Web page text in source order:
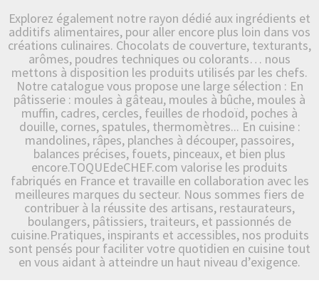
Explorez également notre rayon dédié aux ingrédients et
additifs alimentaires, pour aller encore plus loin dans vos
créations culinaires. Chocolats de couverture, texturants,
arômes, poudres techniques ou colorants… nous
mettons à disposition les produits utilisés par les chefs.
Notre catalogue vous propose une large sélection : En
pâtisserie : moules à gâteau, moules à bûche, moules à
muffin, cadres, cercles, feuilles de rhodoïd, poches à
douille, cornes, spatules, thermomètres... En cuisine :
mandolines, râpes, planches à découper, passoires,
balances précises, fouets, pinceaux, et bien plus
encore.TOQUEdeCHEF.com valorise les produits
fabriqués en France et travaille en collaboration avec les
meilleures marques du secteur. Nous sommes fiers de
contribuer à la réussite des artisans, restaurateurs,
boulangers, pâtissiers, traiteurs, et passionnés de
cuisine.Pratiques, inspirants et accessibles, nos produits
sont pensés pour faciliter votre quotidien en cuisine tout
en vous aidant à atteindre un haut niveau d’exigence.